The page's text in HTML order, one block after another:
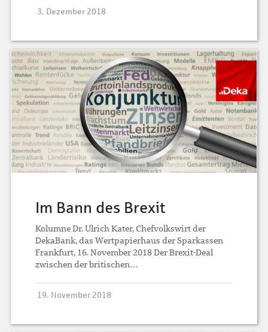
3. Dezember 2018
Im Bann des Brexit
Kolumne Dr. Ulrich Kater, Chefvolkswirt der
DekaBank, das Wertpapierhaus der Sparkassen
Frankfurt, 16. November 2018 Der Brexit-Deal
zwischen der britischen…
19. November 2018